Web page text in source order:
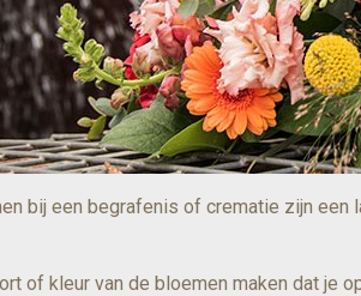
bij een begrafenis of crematie zijn
of kleur van de bloemen maken dat je